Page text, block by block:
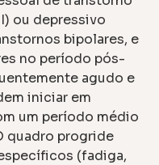
ou depressivo
bipolares, e
no período pós-
agudo e
iniciar em
um período médio
quadro progride
(fadiga,